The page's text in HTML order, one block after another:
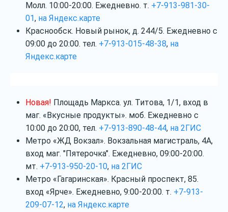
Молл. 10:00-20:00. Ежедневно. т. +7-913-981-30-
01, на Яндекс.карте
Краснообск. Новый рынок, д. 244/5. Ежедневно с
09:00 до 20:00. тел. +7-913-015-48-38, на
Яндекс.карте
Новая! Площадь Маркса. ул. Титова, 1/1, вход в
маг. «Вкусные продукты». моб. Ежедневно с
10:00 до 20:00, тел. +7-913-890-48-44, на 2 ГИС
Метро «ЖД Вокзал». Вокзальная магистраль, 4А,
вход маг. "Пятерочка". Ежедневно, 09:00-20:00.
мт. +7-913-950-20-10, на 2 ГИС
Метро «Гагаринская». Красный проспект, 85.
вход «Ярче». Ежедневно, 9:00-20:00. т. +7-913-
209-07-12, на Яндекс.карте